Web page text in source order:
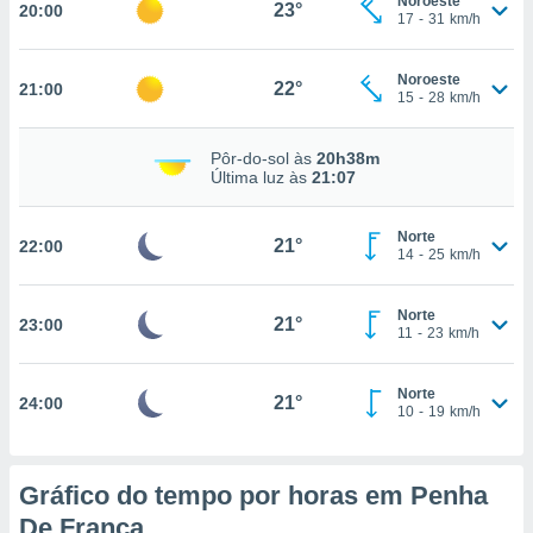
e
como a
de
seus
qual se
tal,
seu
20:00 23°
17 - 31 km/h
21:00 22°
Noroeste
15 - 28 km/h
Pôr-do-sol às 20h38m
Última luz às 21:07
22:00 21°
Norte
14 - 25 km/h
23:00 21°
Norte
11 - 23 km/h
24:00 21°
Norte
10 - 19 km/h
Gráfico do tempo por horas em Penha